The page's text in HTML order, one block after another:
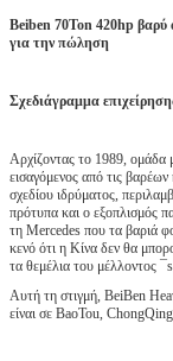
Beiben 70Ton 420hp βαρύ
για την πώληση
Σχεδιάγραμμα
Αρχίζοντας το 1989,
εισαγόμενος από τις
σχεδίου ιδρύματος,
πρότυπα και ο εξοπλισμός
τη Mercedes που τα βαριά
κενό ότι η Κίνα δεν θα
τα θεμέλια του μέλλοντος
Αυτή τη στιγμή, BeiBen
είναι σε BaoTou,